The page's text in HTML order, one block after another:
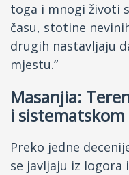
toga i mnogi životi
času, stotine
drugih nastavljaju
mjestu.”
Masanjia:
i
Preko jedne
se javljaju iz logora